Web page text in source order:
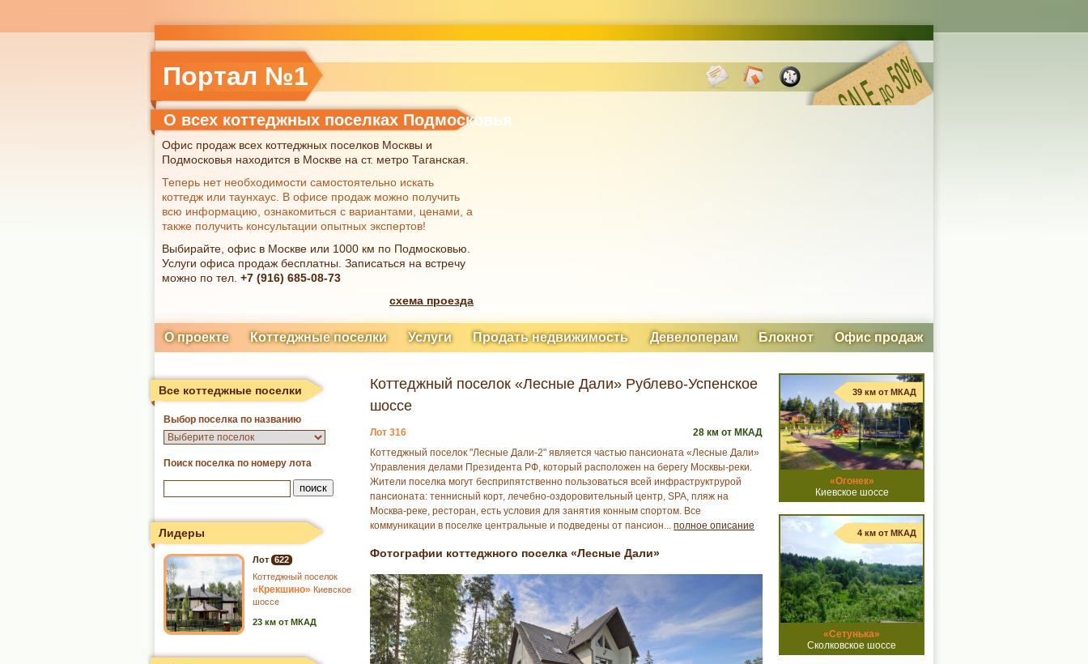
Коттеджный поселок «Лесные Дали» Рублево-Успенское
шоссе
Лот 316
28 км от МКАД
Коттеджный поселок "Лесные Дали-2" является частью пансионата «Лесные Дали»
Управления делами Президента РФ, который расположен на берегу Москвы-реки.
Жители поселка могут бесприпятственно пользоваться всей инфраструктрурой
пансионата: теннисный корт, лечебно-оздоровительный центр, SPA, пляж на
Москва-реке, ресторан, есть условия для занятия конным спортом. Все
коммуникации в поселке центральные и подведены от пансион... полное описание
Фотографии коттеджного поселка «Лесные Дали»
Все коттеджные поселки
Выбор поселка по названию
Поиск поселка по номеру лота
Лидеры
Лот 622
Коттеджный поселок
«Крекшино» Киевское
шоссе
23 км от МКАД
«Огонек»
Киевское шоссе
39 км от МКАД
«Сетунька»
Сколковское шоссе
4 км от МКАД
Портал №1
О всех коттеджных поселках Подмосковья
Офис продаж всех коттеджных поселков Москвы и
Подмосковья находится в Москве на ст. метро Таганская.
Теперь нет необходимости самостоятельно искать
коттедж или таунхаус. В офисе продаж можно получить
всю информацию, ознакомиться с вариантами, ценами, а
также получить консультации опытных экспертов!
Выбирайте, офис в Москве или 1000 км по Подмосковью.
Услуги офиса продаж бесплатны. Записаться на встречу
можно по тел. +7 (916) 685-08-73
схема проезда
О проекте Коттеджные поселки Услуги Продать недвижимость Девелоперам Блокнот Офис продаж